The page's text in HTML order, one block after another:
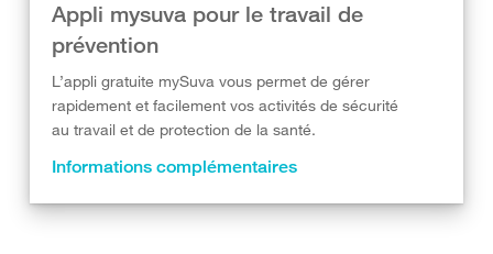
Appli mysuva pour le travail de
prévention
L’appli gratuite mySuva vous permet de gérer
rapidement et facilement vos activités de sécurité
au travail et de protection de la santé.
Informations complémentaires